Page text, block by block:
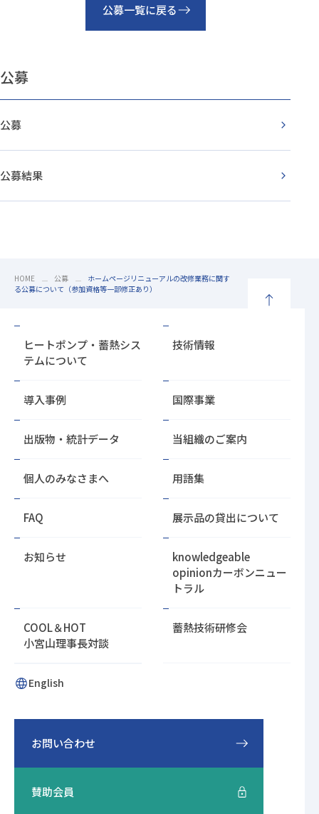
公募一覧に戻る
公募
公募
公募結果
HOME 公募
ホームページリニューアルの改修業務に関す
る公募について（参加資格等一部修正あり）
ペ
ヒートポンプ・蓄熱シス
テムについて
技術情報
導入事例 国際事業
出版物・統計データ 当組織のご案内
個人のみなさまへ 用語集
FAQ 展示品の貸出について
お知らせ
knowledgeable
opinionカーボンニュー
トラル
COOL＆HOT
小宮山理事長対談
蓄熱技術研修会
English
お問い合わせ
賛助会員